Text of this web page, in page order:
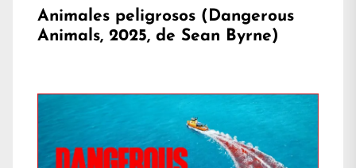
Animales peligrosos (Dangerous
Animals, 2025, de Sean Byrne)